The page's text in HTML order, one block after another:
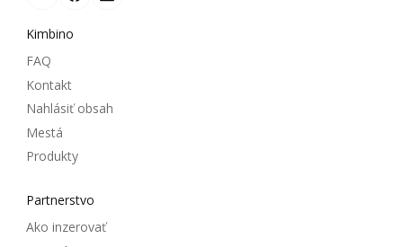
Kimbino
FAQ
Kontakt
Nahlásiť obsah
Mestá
Produkty
Partnerstvo
Ako inzerovať